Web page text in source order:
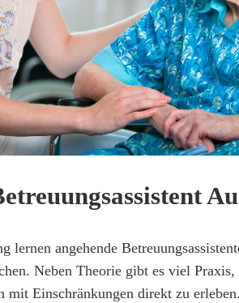
lernen angehende
Neben Theorie gibt es viel
mit Einschränkungen direkt zu erleben.